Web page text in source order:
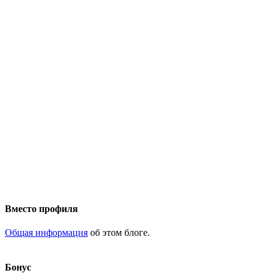
Вместо профиля
Общая информация об этом блоге.
Бонус